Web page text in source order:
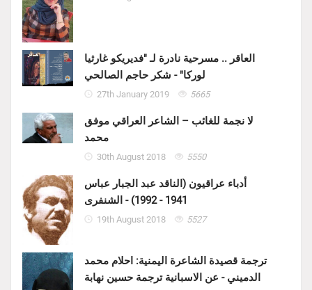
العاقر .. مسرحية نادرة لـ "فديريكو غارثيا
لوركا" - شكر حاجم الصالحي
27th January 2019 5665
لا نجمة للغائب – الشاعر العراقي موفق
محمد
30th August 2018 5550
أدباء عراقيون (الناقد عبد الجبار عباس
1941 - 1992) - الشنفرى
19th August 2018 5527
ترجمة قصيدة الشاعرة اليمنية: احلام محمد
الدميني - عن الاسبانية ترجمة حسين نهابة